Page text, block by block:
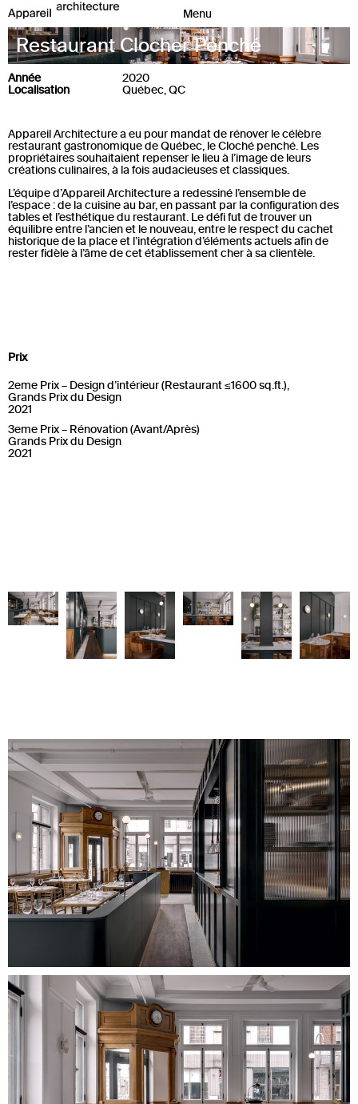
Restaurant Clocher Penché
Année
2020
Localisation
Québec, QC
Appareil Architecture a eu pour mandat de rénover le célèbre
restaurant gastronomique de Québec, le Cloché penché. Les
propriétaires souhaitaient repenser le lieu à l’image de leurs
créations culinaires, à la fois audacieuses et classiques.
L’équipe d’Appareil Architecture a redessiné l’ensemble de
l’espace : de la cuisine au bar, en passant par la configuration des
tables et l’esthétique du restaurant. Le défi fut de trouver un
équilibre entre l’ancien et le nouveau, entre le respect du cachet
historique de la place et l’intégration d’éléments actuels afin de
rester fidèle à l’âme de cet établissement cher à sa clientèle.
Prix
2eme Prix – Design d’intérieur (Restaurant ≤1600 sq.ft.),
Grands Prix du Design
2021
3eme Prix – Rénovation (Avant/Après)
Grands Prix du Design
2021